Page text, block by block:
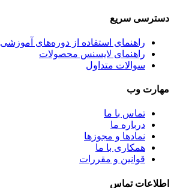
دسترسی سریع
راهنمای استفاده از دوره‌های آموزشی
راهنمای لایسنس محصولات
سوالات متداول
مهارت وب
تماس با ما
درباره ما
نماد‌ها و مجوزها
همکاری با ما
قوانین و مقررات
اطلاعات تماس